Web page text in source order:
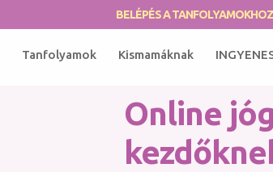
BELÉPÉS A TANFOLYAMOKHOZ
Tanfolyamok Kismamáknak
Online